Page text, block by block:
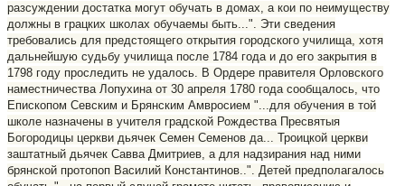
разсуждении достатка могут обучать в домах, а кои по неимуществу
должны в грацких школах обучаемы быть...". Эти сведения
требовались для предстоящего открытия городского училища, хотя
дальнейшую судьбу училища после 1784 года и до его закрытия в
1798 году проследить не удалось. В Ордере правителя Орловского
наместничества Лопухина от 30 апреля 1780 года сообщалось, что
Епископом Севским и Брянским Амвросием "...для обучения в той
школе назначены в учителя градской Рождества Пресвятыя
Богородицы церкви дьячек Семен Семенов да... Троицкой церкви
заштатный дьячек Савва Дмитриев, а для надзирания над ними
брянской протопоп Василий Константинов..". Детей предполагалось